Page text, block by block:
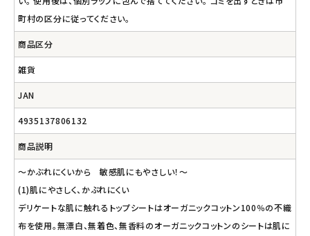
町村の区分に従ってください。
商品区分
雑貨
JAN
4935137806132
商品説明
～かぶれにくいから 敏感肌にもやさしい！～
(1)肌にやさしく、かぶれにくい
デリケートな肌に触れるトップシートはオーガニックコットン100％の不織
布を使用。無漂白、無着色、無香料のオーガニックコットンのシートは肌に